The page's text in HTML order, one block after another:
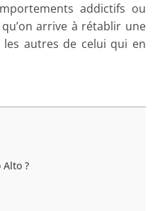
addictifs ou
arrive à rétablir une
les autres de celui qui en
Alto ?